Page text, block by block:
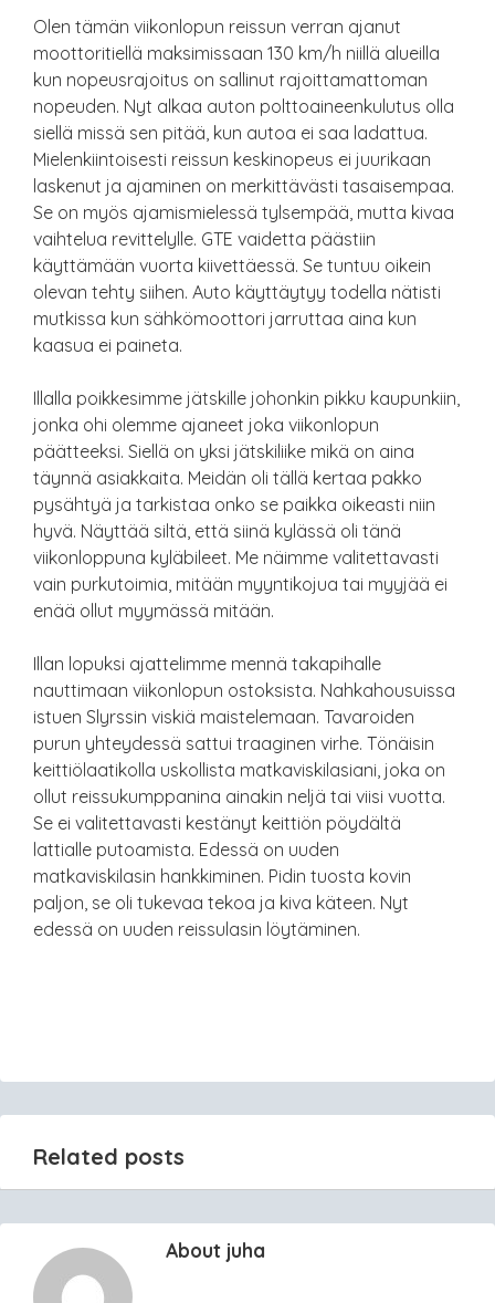
Olen tämän viikonlopun reissun verran ajanut
moottoritiellä maksimissaan 130 km/h niillä alueilla
kun nopeusrajoitus on sallinut rajoittamattoman
nopeuden. Nyt alkaa auton polttoaineenkulutus olla
siellä missä sen pitää, kun autoa ei saa ladattua.
Mielenkiintoisesti reissun keskinopeus ei juurikaan
laskenut ja ajaminen on merkittävästi tasaisempaa.
Se on myös ajamismielessä tylsempää, mutta kivaa
vaihtelua revittelylle. GTE vaidetta päästiin
käyttämään vuorta kiivettäessä. Se tuntuu oikein
olevan tehty siihen. Auto käyttäytyy todella nätisti
mutkissa kun sähkömoottori jarruttaa aina kun
kaasua ei paineta.
Illalla poikkesimme jätskille johonkin pikku kaupunkiin,
jonka ohi olemme ajaneet joka viikonlopun
päätteeksi. Siellä on yksi jätskiliike mikä on aina
täynnä asiakkaita. Meidän oli tällä kertaa pakko
pysähtyä ja tarkistaa onko se paikka oikeasti niin
hyvä. Näyttää siltä, että siinä kylässä oli tänä
viikonloppuna kyläbileet. Me näimme valitettavasti
vain purkutoimia, mitään myyntikojua tai myyjää ei
enää ollut myymässä mitään.
Illan lopuksi ajattelimme mennä takapihalle
nauttimaan viikonlopun ostoksista. Nahkahousuissa
istuen Slyrssin viskiä maistelemaan. Tavaroiden
purun yhteydessä sattui traaginen virhe. Tönäisin
keittiölaatikolla uskollista matkaviskilasiani, joka on
ollut reissukumppanina ainakin neljä tai viisi vuotta.
Se ei valitettavasti kestänyt keittiön pöydältä
lattialle putoamista. Edessä on uuden
matkaviskilasin hankkiminen. Pidin tuosta kovin
paljon, se oli tukevaa tekoa ja kiva käteen. Nyt
edessä on uuden reissulasin löytäminen.
Related posts
About juha